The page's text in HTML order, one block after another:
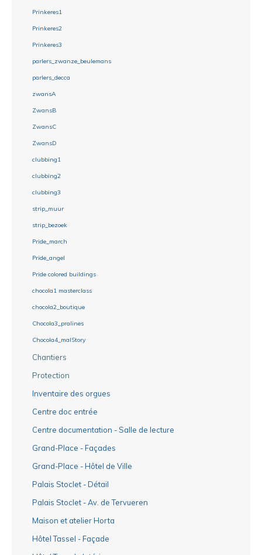
Prinkeres1
Prinkeres2
Prinkeres3
parlers_zwanze_beulemans
parlers_decca
zwansA
ZwansB
ZwansC
ZwansD
clubbing1
clubbing2
clubbing3
strip_muur
strip_bezoek
Pride_march
Pride_angel
Pride colored buildings
chocola1 masterclass
chocola2_boutique
Chocola3_pralines
Chocola4_malStory
Chantiers
Protection
Inventaire des orgues
Centre doc entrée
Centre documentation - Salle de lecture
Grand-Place - Façades
Grand-Place - Hôtel de Ville
Palais Stoclet - Détail
Palais Stoclet - Av. de Tervueren
Maison et atelier Horta
Hôtel Tassel - Façade